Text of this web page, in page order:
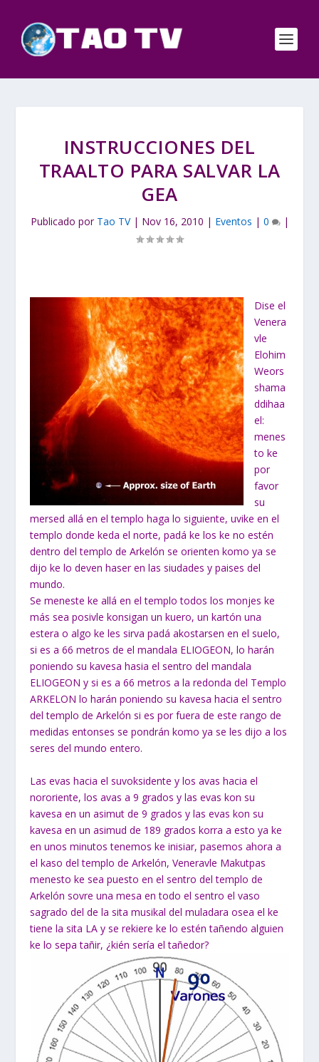
INSTRUCCIONES DEL
TRAALTO PARA SALVAR LA
GEA
Publicado por Tao TV| Nov 16, 2010 | Eventos | 0 |
Dise el
Venera
vle
Elohim
Weors
shama
ddihaa
el:
menes
to ke
por
favor
su
mersed allá en el templo haga lo siguiente, uvike en el
templo donde keda el norte, padá ke los ke no estén
dentro del templo de Arkelón se orienten komo ya se
dijo ke lo deven haser en las siudades y paises del
mundo.
Se meneste ke allá en el templo todos los monjes ke
más sea posivle konsigan un kuero, un kartón una
estera o algo ke les sirva padá akostarsen en el suelo,
si es a 66 metros de el mandala ELIOGEON, lo harán
poniendo su kavesa hasia el sentro del mandala
ELIOGEON y si es a 66 metros a la redonda del Templo
ARKELON lo harán poniendo su kavesa hacia el sentro
del templo de Arkelón si es por fuera de este rango de
medidas entonses se pondrán komo ya se les dijo a los
seres del mundo entero.
Las evas hacia el suvoksidente y los avas hacia el
nororiente, los avas a 9 grados y las evas kon su
kavesa en un asimut de 9 grados y las evas kon su
kavesa en un asimud de 189 grados korra a esto ya ke
en unos minutos tenemos ke inisiar, pasemos ahora a
el kaso del templo de Arkelón, Veneravle Makutpas
menesto ke sea puesto en el sentro del templo de
Arkelón sovre una mesa en todo el sentro el vaso
sagrado del de la sita musikal del muladara osea el ke
tiene la sita LA y se rekiere ke lo estén tañendo alguien
ke lo sepa tañir, ¿kién sería el tañedor?